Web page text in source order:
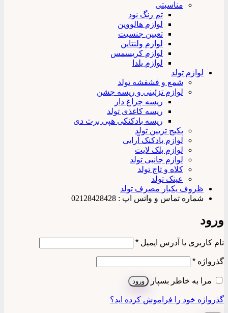
مناسبتی
تم رنگ نود
لوازم هالووین
تعیین جنسیت
لوازم ولنتاین
لوازم کریسمس
لوازم یلدا
لوازم تولد
شمع و فشفشه تولد
لوازم تزئینی و ریسه جشن
ریسه چراغ دار
ریسه کاغذی تولد
ریسه بادکنکی هپی برث دی
پکیج تزیین تولد
لوازم بادکنک آرایی
لوازم بلک لایت
لوازم جانبی تولد
کلاه و تاج تولد
عینک تولد
ظروف یکبار مصرف تولد
شماره تماس و واتس اپ : 02128428428
ورود
نام کاربری یا آدرس ایمیل *الزامی
گذرواژه *الزامی
مرا به خاطر بسپار ورود
گذرواژه خود را فراموش کرده اید؟